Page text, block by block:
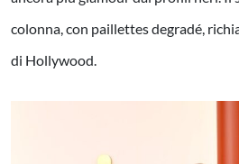
colonna, con paillettes degradé,
di Hollywood.